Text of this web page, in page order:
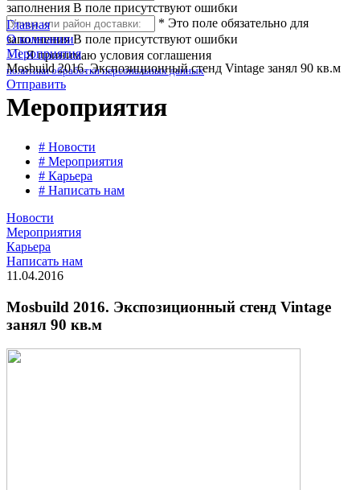
заполнения В поле присутствуют ошибки
* Это поле обязательно для
заполнения В поле присутствуют ошибки
Я принимаю условия соглашения
политики обработки персональных данных
Отправить
Главная
О компании
Мероприятия
Mosbuild 2016. Экспозиционный стенд Vintage занял 90 кв.м
Мероприятия
# Новости
# Мероприятия
# Карьера
# Написать нам
Новости
Мероприятия
Карьера
Написать нам
11.04.2016
Mosbuild 2016. Экспозиционный стенд Vintage
занял 90 кв.м